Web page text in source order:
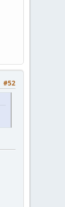
#52